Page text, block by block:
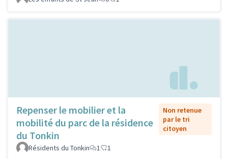
Repenser le mobilier et la
mobilité du parc de la résidence
du Tonkin
Non retenue
par le tri
citoyen
Résidents du Tonkin 1 1